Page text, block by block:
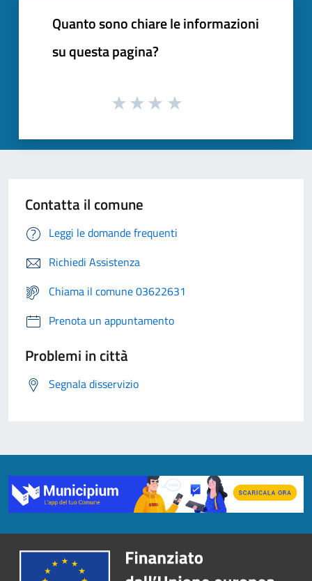
Quanto sono chiare le informazioni
su questa pagina?
Contatta il comune
Leggi le domande frequenti
Richiedi Assistenza
Chiama il comune 03622631
Prenota un appuntamento
Problemi in città
Segnala disservizio